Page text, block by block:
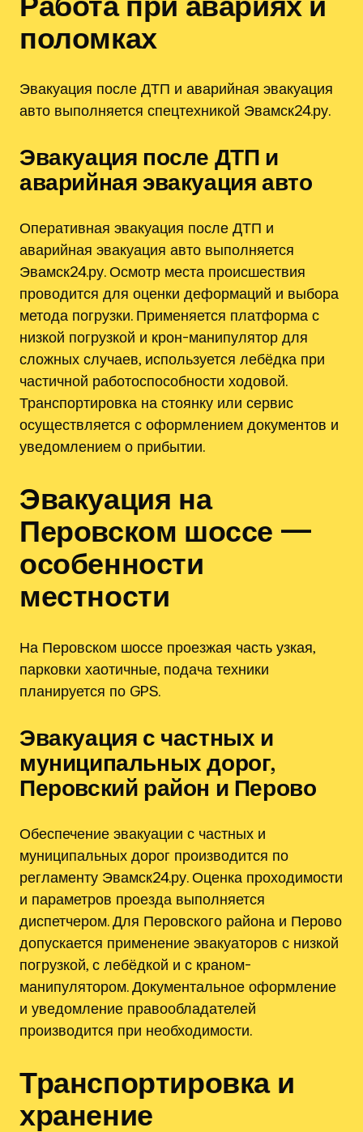
поломках
Эвакуация после ДТП и аварийная эвакуация
авто выполняется спецтехникой Эвамск24.ру.
Эвакуация после ДТП и
аварийная эвакуация авто
Оперативная эвакуация после ДТП и
аварийная эвакуация авто выполняется
Эвамск24.ру. Осмотр места происшествия
проводится для оценки деформаций и выбора
метода погрузки. Применяется платформа с
низкой погрузкой и крон-манипулятор для
сложных случаев, используется лебёдка при
частичной работоспособности ходовой.
Транспортировка на стоянку или сервис
осуществляется с оформлением документов и
уведомлением о прибытии.
Эвакуация на
Перовском шоссе —
особенности
местности
На Перовском шоссе проезжая часть узкая,
парковки хаотичные, подача техники
планируется по GPS.
Эвакуация с частных и
муниципальных дорог,
Перовский район и Перово
Обеспечение эвакуации с частных и
муниципальных дорог производится по
регламенту Эвамск24.ру. Оценка проходимости
и параметров проезда выполняется
диспетчером. Для Перовского района и Перово
допускается применение эвакуаторов с низкой
погрузкой, с лебёдкой и с краном-
манипулятором. Документальное оформление
и уведомление правообладателей
производится при необходимости.
Транспортировка и
хранение